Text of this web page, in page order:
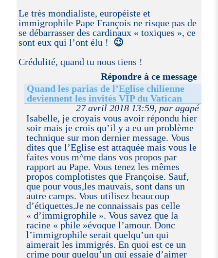
Le très mondialiste, européiste et
immigrophile Pape François ne risque pas de
se débarrasser des cardinaux « toxiques », ce
sont eux qui l’ont élu ! 😉
Crédulité, quand tu nous tiens !
Répondre à ce message
Quand les parias de l’Eglise chilienne
deviennent les invités VIP du Vatican
27 avril 2018 13:59, par agapé
Isabelle, je croyais vous avoir répondu hier
soir mais je crois qu’il y a eu un problème
technique sur mon dernier message. Vous
dites que l’Eglise est attaquée mais vous le
faites vous m^me dans vos propos par
rapport au Pape. Vous tenez les mêmes
propos complotistes que Françoise. Sauf,
que pour vous,les mauvais, sont dans un
autre camps. Vous utilisez beaucoup
d’étiquettes.Je ne connaissais pas celle
« d’immigrophile ». Vous savez que la
racine « phile »évoque l’amour. Donc
l’immigrophile serait quelqu’un qui
aimerait les immigrés. En quoi est ce un
crime pour quelqu’un qui essaie d’aimer